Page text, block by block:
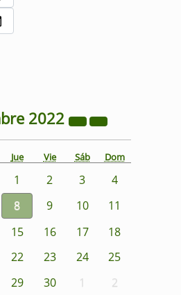
2022
Jue Vie Sáb Dom
1 2 3
4
8 9 10
11
15 16 17
18
22 23 24
25
29 30 1 2